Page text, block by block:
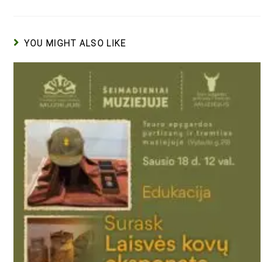
YOU MIGHT ALSO LIKE